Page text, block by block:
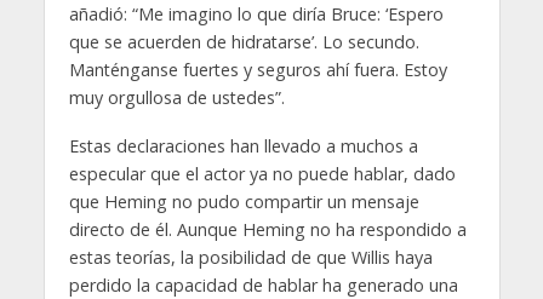
añadió: “Me imagino lo que diría Bruce: ‘Espero
que se acuerden de hidratarse’. Lo secundo.
Manténganse fuertes y seguros ahí fuera. Estoy
muy orgullosa de ustedes”.
Estas declaraciones han llevado a muchos a
especular que el actor ya no puede hablar, dado
que Heming no pudo compartir un mensaje
directo de él. Aunque Heming no ha respondido a
estas teorías, la posibilidad de que Willis haya
perdido la capacidad de hablar ha generado una